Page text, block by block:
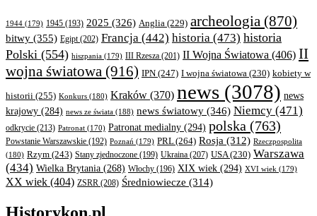
1944 (179) 1945 (193) 2025 (326) Anglia (229) archeologia (870)
bitwy (355) Egipt(202) Francja (442) historia (473) historia
Polski (554) hiszpania (179) III Rzesza (201) II Wojna Światowa (406) II
wojna światowa (916) IPN (247) I wojna światowa (230) kobiety w
historii (255) Konkurs (180) Kraków (370) news (3078) news
krajowy (284) news ze świata (188) news światowy (346) Niemcy (471)
odkrycie (213) Patronat (170) Patronat medialny (294) polska (763)
Powstanie Warszawskie (192) Poznań (179) PRL(264) Rosja (312) Rzeczpospolita
(180) Rzym (243) Stany zjednoczone (199) Ukraina (207) USA(230) Warszawa
(434) Wielka Brytania (268) Włochy (196) XIX wiek (294) XVI wiek (179)
XX wiek (404) ZSRR (208) Średniowiecze (314)